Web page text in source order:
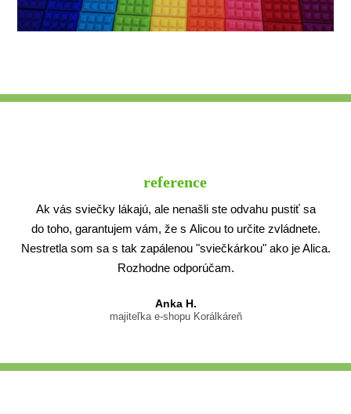
reference
Ak vás sviečky lákajú, ale nenašli ste odvahu pustiť sa
do toho, garantujem vám, že s Alicou to určite zvládnete.
Nestretla som sa s tak zapálenou "sviečkárkou" ako je Alica.
Rozhodne odporúčam.
Anka H.
majiteľka e-shopu Korálkáreň